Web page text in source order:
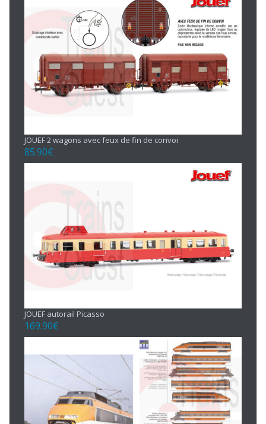
JOUEF 2 wagons avec feux de fin de convoi
85.90€
JOUEF autorail Picasso
169.90€